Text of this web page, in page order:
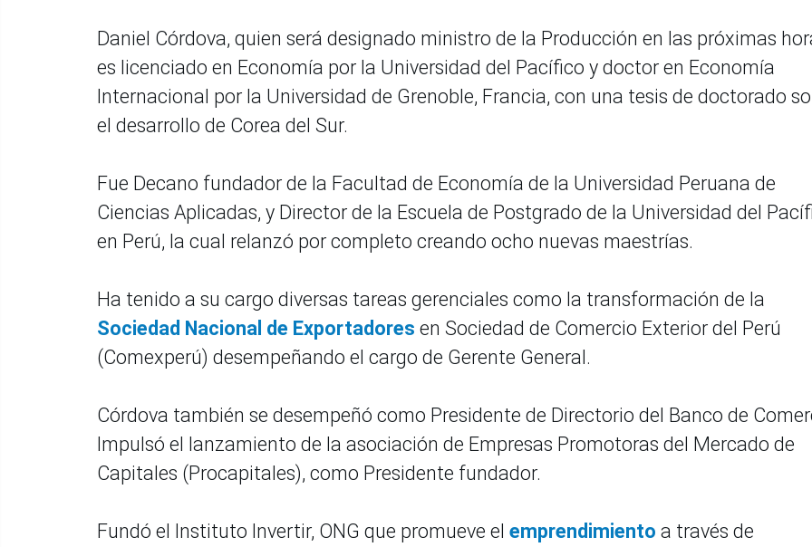
Daniel Córdova, quien será designado ministro de la Producción en las próximas
es licenciado en Economía por la Universidad del Pacífico y doctor en Economía
Internacional por la Universidad de Grenoble, Francia, con una tesis de doctorado
el desarrollo de Corea del Sur.
Fue Decano fundador de la Facultad de Economía de la Universidad Peruana de
Ciencias Aplicadas, y Director de la Escuela de Postgrado de la Universidad del
en Perú, la cual relanzó por completo creando ocho nuevas maestrías.
Ha tenido a su cargo diversas tareas gerenciales como la transformación de la
Sociedad Nacional de Exportadores en Sociedad de Comercio Exterior del Perú
(Comexperú) desempeñando el cargo de Gerente General.
Córdova también se desempeñó como Presidente de Directorio del Banco de
Impulsó el lanzamiento de la asociación de Empresas Promotoras del Mercado de
Capitales (Procapitales), como Presidente fundador.
Fundó el Instituto Invertir, ONG que promueve el emprendimiento a través de